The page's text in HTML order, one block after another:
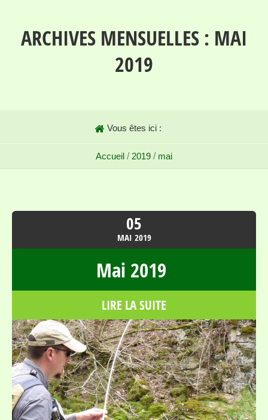
ARCHIVES MENSUELLES : MAI
2019
Vous êtes ici :
Accueil / 2019 / mai
05
MAI 2019
Mai 2019
LIRE LA SUITE